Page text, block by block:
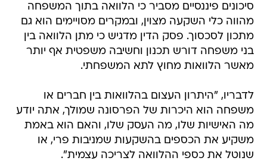
סיכונים פיננסיים מסביר כי הלוואה בתוך המשפחה
מהווה כלי השקעה מצוין, ובמקרים מסויימים הוא גם
מתכון לסכסוך. פסק הדין מדגיש כי מתן הלוואה בין
בני משפחה דורש תכנון וחשיבה משפטית אף יותר
מאשר הלוואות מחוץ לתא המשפחתי.
לדבריו, "היתרון העצום בהלוואות בין חברים או
משפחה הוא היכרות של הפרסונה שמולך, אתה יודע
מה האישיות שלו, מה העסק שלו, והאם הוא באמת
משקיע את הכספים בהשקעות שמניבות פרי, או
שנוטל את כספי ההלוואה לצריכה עצמית".